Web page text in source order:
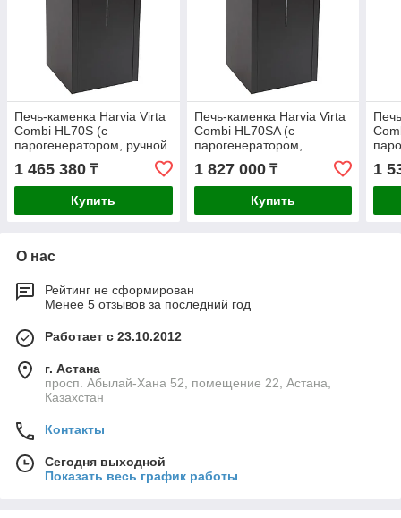
Печь-каменка Harvia Virta
Combi HL70S (с
парогенератором, ручной
залив воды, без пульта)
1 465 380 ₸
Купить
Печь-каменка Harvia Virta
Combi HL70SA (с
парогенератором,
автоматический залив
воды, без пульта)
1 827 000₸
Купить
1
О нас
Рейтинг не сформирован
Менее 5 отзывов за последний год
Работает с 23.10.2012
г. Астана
просп. Абылай-Хана 52, помещение 22, Астана,
Казахстан
Контакты
Сегодня выходной
Показать весь график работы